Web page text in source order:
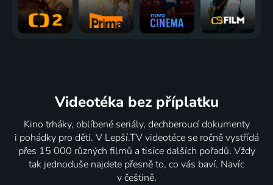
Videotéka bez příplatku
Kino trháky, oblíbené seriály, dechberoucí dokumenty
i pohádky pro děti. V Lepší.TV videotéce se ročně vystřídá
přes 15 000 různých filmů a tisíce dalších pořadů. Vždy
tak jednoduše najdete přesně to, co vás baví. Navíc
v češtině.